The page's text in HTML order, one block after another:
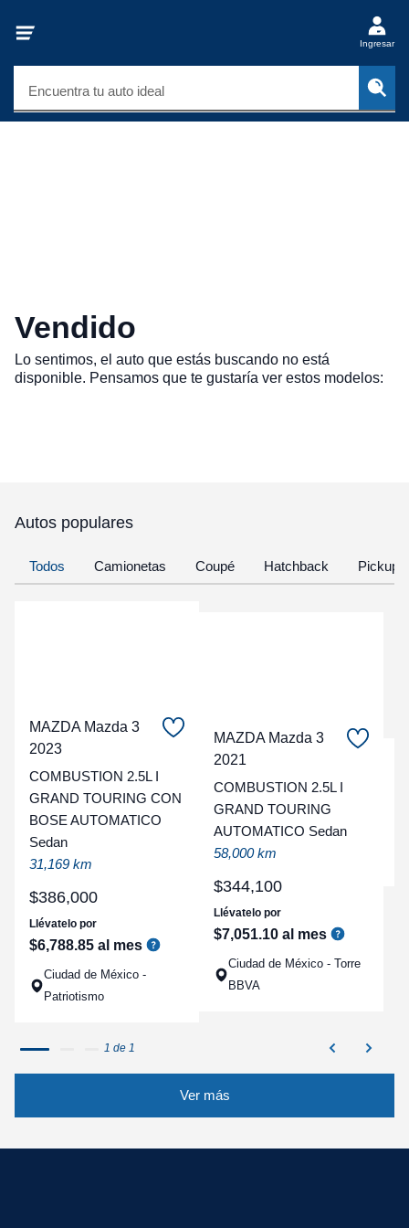
Ingresar
Encuentra tu auto ideal
Vendido
Lo sentimos, el auto que estás buscando no está
disponible. Pensamos que te gustaría ver estos modelos:
Autos populares
Todos Camionetas Coupé Hatchback Pickup
MAZDA Mazda 3
2023
COMBUSTION 2.5L I
GRAND TOURING CON
BOSE AUTOMATICO
Sedan
31,169 km
$386,000
Llévatelo por
$6,788.85 al mes
Ciudad de México -
Patriotismo
MAZDA Mazda 3
2021
COMBUSTION 2.5L I
GRAND TOURING
AUTOMATICO Sedan
58,000 km
$344,100
Llévatelo por
$7,051.10 al mes
Ciudad de México - Torre
BBVA
1 de 1
Ver más